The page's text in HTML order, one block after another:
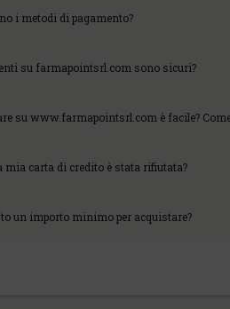
i metodi di pagamento?
su farmapointsrl.com sono sicuri?
su www.farmapointsrl.com è facile?
mia carta di credito è stata rifiutata?
un importo minimo per acquistare?